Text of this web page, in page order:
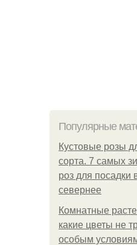
Популярные
Кустовые розы
сорта. 7 самых
роз для посадки
севернее
Комнатные
какие цветы не
особым